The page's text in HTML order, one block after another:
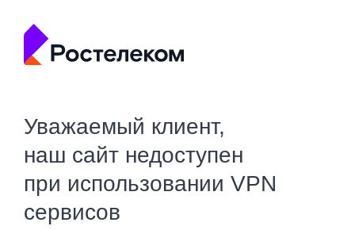
Уважаемый клиент,
наш сайт недоступен
при использовании VPN
сервисов